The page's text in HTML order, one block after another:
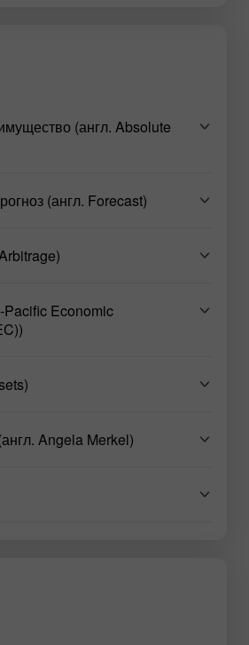
(англ. Absolute
(англ. Forecast)
Economic
Angela Merkel)